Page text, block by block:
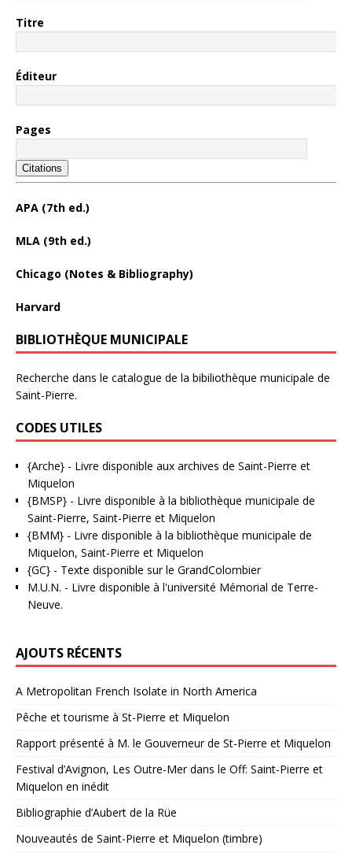
Titre
Éditeur
Pages
Citations
APA (7th ed.)
MLA (9th ed.)
Chicago (Notes & Bibliography)
Harvard
BIBLIOTHÈQUE MUNICIPALE
Recherche dans le catalogue de la bibiliothèque municipale de
Saint-Pierre.
CODES UTILES
{Arche} - Livre disponible aux archives de Saint-Pierre et
Miquelon
{BMSP} - Livre disponible à la bibliothèque municipale de
Saint-Pierre, Saint-Pierre et Miquelon
{BMM} - Livre disponible à la bibliothèque municipale de
Miquelon, Saint-Pierre et Miquelon
{GC} - Texte disponible sur le GrandColombier
M.U.N. - Livre disponible à l'université Mémorial de Terre-
Neuve.
AJOUTS RÉCENTS
A Metropolitan French Isolate in North America
Pêche et tourisme à St-Pierre et Miquelon
Rapport présenté à M. le Gouverneur de St-Pierre et Miquelon
Festival d’Avignon, Les Outre-Mer dans le Off: Saint-Pierre et
Miquelon en inédit
Bibliographie d’Aubert de la Rüe
Nouveautés de Saint-Pierre et Miquelon (timbre)